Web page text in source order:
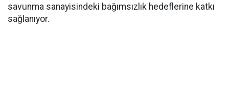
savunma sanayisindeki bağımsızlık hedeflerine katkı
sağlanıyor.